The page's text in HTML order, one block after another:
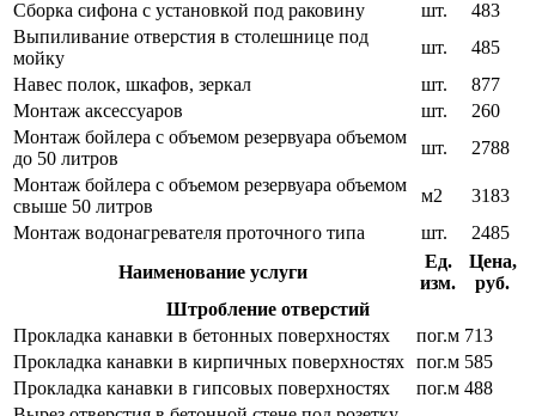
Сборка сифона с установкой под раковину
шт.
483
Выпиливание отверстия в столешнице под
мойку
шт.
485
Навес полок, шкафов, зеркал
шт.
877
Монтаж аксессуаров
шт.
260
Монтаж бойлера с объемом резервуара объемом
до 50 литров
шт.
2788
Монтаж бойлера с объемом резервуара объемом
свыше 50 литров
м2
3183
Монтаж водонагревателя проточного типа
шт.
2485
Наименование услуги
Ед.
изм.
Цена,
руб.
Штробление отверстий
Прокладка канавки в бетонных поверхностях
пог.м 713
Прокладка канавки в кирпичных поверхностях пог.м 585
Прокладка канавки в гипсовых поверхностях
пог.м 488